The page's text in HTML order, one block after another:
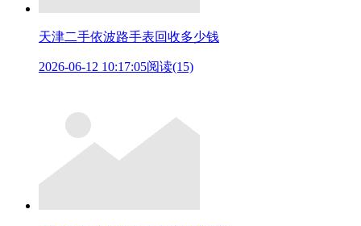
天津二手依波路手表回收多少钱
2026-06-12 10:17:05阅读(15)